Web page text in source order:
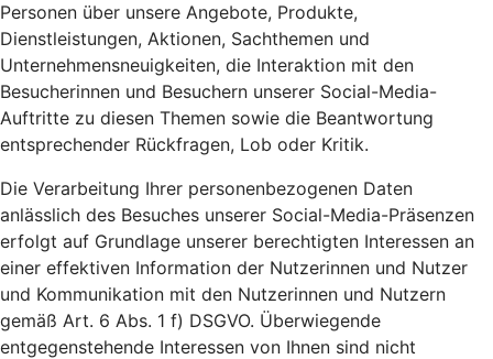
Personen über unsere Angebote, Produkte,
Dienstleistungen, Aktionen, Sachthemen und
Unternehmensneuigkeiten, die Interaktion mit den
Besucherinnen und Besuchern unserer Social-Media-
Auftritte zu diesen Themen sowie die Beantwortung
entsprechender Rückfragen, Lob oder Kritik.
Die Verarbeitung Ihrer personenbezogenen Daten
anlässlich des Besuches unserer Social-Media-Präsenzen
erfolgt auf Grundlage unserer berechtigten Interessen an
einer effektiven Information der Nutzerinnen und Nutzer
und Kommunikation mit den Nutzerinnen und Nutzern
gemäß Art. 6 Abs. 1 f) DSGVO. Überwiegende
entgegenstehende Interessen von Ihnen sind nicht